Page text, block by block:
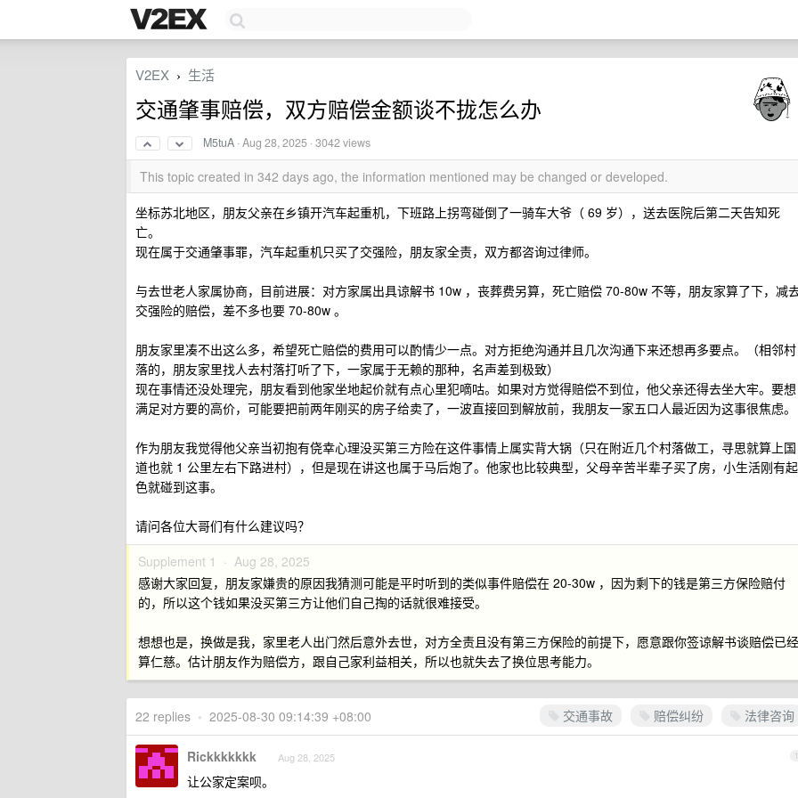
V2EX › 生活
交通肇事赔偿，双方赔偿金额谈不拢怎么办
M5tuA ·Aug 28, 2025 · 3042 views
This topic created in 342 days ago, the information mentioned may be changed or developed.
坐标苏北地区，朋友父亲在乡镇开汽车起重机，下班路上拐弯碰倒了一骑车大爷（ 69 岁），送去医院后第二天告知死
亡。
现在属于交通肇事罪，汽车起重机只买了交强险，朋友家全责，双方都咨询过律师。
与去世老人家属协商，目前进展：对方家属出具谅解书 10w ，丧葬费另算，死亡赔偿 70-80w 不等，朋友家算了下，减
交强险的赔偿，差不多也要 70-80w 。
朋友家里凑不出这么多，希望死亡赔偿的费用可以酌情少一点。对方拒绝沟通并且几次沟通下来还想再多要点。（相邻村
落的，朋友家里找人去村落打听了下，一家属于无赖的那种，名声差到极致）
现在事情还没处理完，朋友看到他家坐地起价就有点心里犯嘀咕。如果对方觉得赔偿不到位，他父亲还得去坐大牢。要想
满足对方要的高价，可能要把前两年刚买的房子给卖了，一波直接回到解放前，我朋友一家五口人最近因为这事很焦虑。
作为朋友我觉得他父亲当初抱有侥幸心理没买第三方险在这件事情上属实背大锅（只在附近几个村落做工，寻思就算上国
道也就 1 公里左右下路进村），但是现在讲这也属于马后炮了。他家也比较典型，父母辛苦半辈子买了房，小生活刚有起
色就碰到这事。
请问各位大哥们有什么建议吗？
Supplement 1 · Aug 28, 2025
感谢大家回复，朋友家嫌贵的原因我猜测可能是平时听到的类似事件赔偿在 20-30w ，因为剩下的钱是第三方保险赔付
的，所以这个钱如果没买第三方让他们自己掏的话就很难接受。
想想也是，换做是我，家里老人出门然后意外去世，对方全责且没有第三方保险的前提下，愿意跟你签谅解书谈赔偿已经
算仁慈。估计朋友作为赔偿方，跟自己家利益相关，所以也就失去了换位思考能力。
交通事故 赔偿纠纷 法律咨询
22 replies • 2025-08-30 09:14:39 +08:00
1
Rickkkkkkk Aug 28, 2025
让公家定案呗。